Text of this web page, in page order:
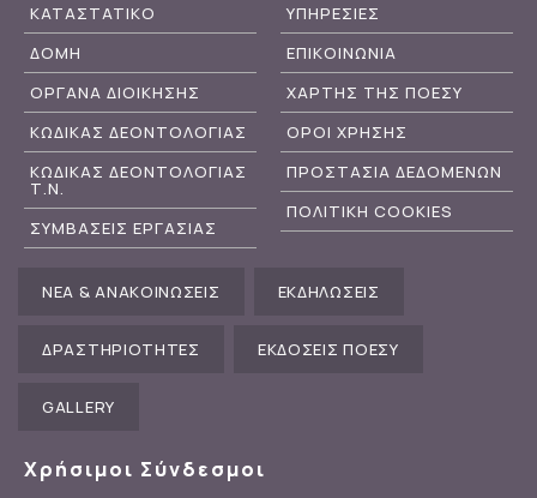
ΚΑΤΑΣΤΑΤΙΚΟ
ΔΟΜΗ
ΟΡΓΑΝΑ ΔΙΟΙΚΗΣΗΣ
ΚΩΔΙΚΑΣ ΔΕΟΝΤΟΛΟΓΙΑΣ
ΚΩΔΙΚΑΣ ΔΕΟΝΤΟΛΟΓΙΑΣ
Τ.Ν.
ΣΥΜΒΑΣΕΙΣ ΕΡΓΑΣΙΑΣ
ΥΠΗΡΕΣΙΕΣ
ΕΠΙΚΟΙΝΩΝΙΑ
ΧΑΡΤΗΣ ΤΗΣ ΠΟΕΣΥ
ΟΡΟΙ ΧΡΗΣΗΣ
ΠΡΟΣΤΑΣΙΑ ΔΕΔΟΜΕΝΩΝ
ΠΟΛΙΤΙΚΗ COOKIES
ΝΕΑ & ΑΝΑΚΟΙΝΩΣΕΙΣ ΕΚΔΗΛΩΣΕΙΣ
ΔΡΑΣΤΗΡΙΟΤΗΤΕΣ ΕΚΔΟΣΕΙΣ ΠΟΕΣΥ
GALLERY
Χρήσιμοι Σύνδεσμοι